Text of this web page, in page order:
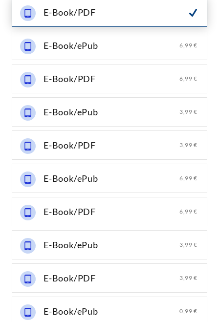
E-Book/PDF
E-Book/ePub 6,99 €
E-Book/PDF 6,99 €
E-Book/ePub 3,99 €
E-Book/PDF 3,99 €
E-Book/ePub 6,99 €
E-Book/PDF 6,99 €
E-Book/ePub 3,99 €
E-Book/PDF 3,99 €
E-Book/ePub 0,99 €